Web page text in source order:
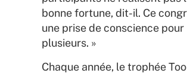
bonne fortune, dit-il. Ce
une prise de conscience pour
plusieurs. »
Chaque année, le trophée